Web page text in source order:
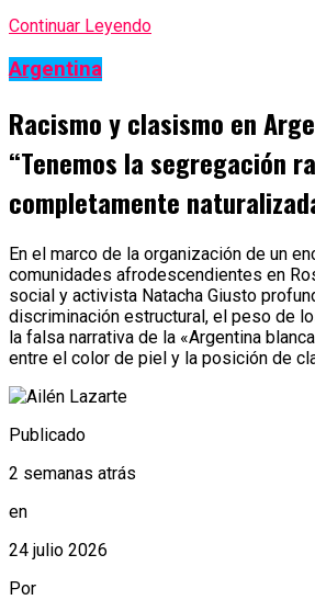
Continuar Leyendo
Argentina
Racismo y clasismo en
“Tenemos la segregación
completamente
En el marco de la organización de un
comunidades afrodescendientes en
social y activista Natacha Giusto
discriminación estructural, el peso de
la falsa narrativa de la «Argentina
entre el color de piel y la posición de
Publicado
2 semanas atrás
en
24 julio 2026
Por